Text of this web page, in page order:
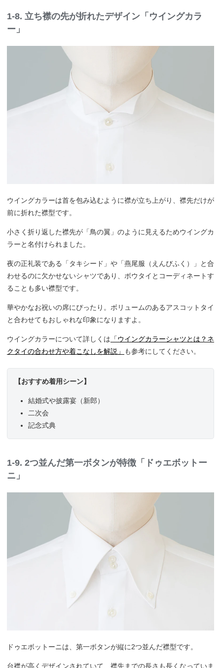
1-8. 立ち襟の先が折れたデザイン「ウイングカラ
ー」
ウイングカラーは首を包み込むように襟が立ち上がり、襟先だけが
前に折れた襟型です。
小さく折り返した襟先が「鳥の翼」のように見えるためウイングカ
ラーと名付けられました。
夜の正礼装である「タキシード」や「燕尾服（えんびふく）」と合
わせるのに欠かせないシャツであり、ボウタイとコーディネートす
ることも多い襟型です。
華やかなお祝いの席にぴったり。ボリュームのあるアスコットタイ
と合わせてもおしゃれな印象になりますよ。
ウイングカラーについて詳しくは 「ウイングカラーシャツとは？ネ
クタイの合わせ方や着こなしを解説」
も参考にしてください。
【おすすめ着用シーン】
結婚式や披露宴（新郎）
二次会
記念式典
1-9. 2つ並んだ第一ボタンが特徴「ドゥエボットー
ニ」
ドゥエボットーニは、第一ボタンが縦に2つ並んだ襟型です。
台襟が高くデザインされていて、襟先までの長さも長くなっていま